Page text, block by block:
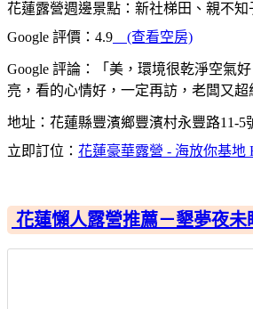
花蓮露營週邊景點：新社梯田、親不知
Google 評價：4.9 (查看空房)
Google 評論：「美，環境很乾淨空氣
亮，看的心情好，一定再訪，老闆又超
地址：花蓮縣豐濱鄉豐濱村永豐路11-5
立即訂位： 花蓮豪華露營 - 海放你基地
花蓮懶人露營推薦－墾夢夜未